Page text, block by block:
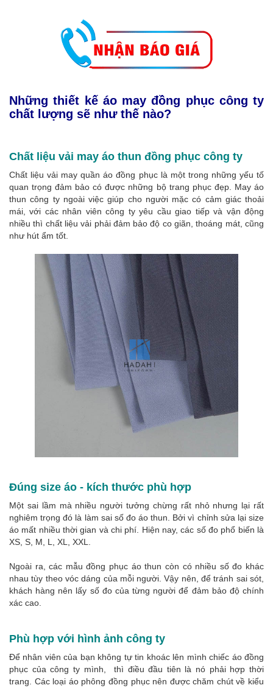
Những thiết kế áo may đồng phục công ty
chất lượng sẽ như thế nào?
Chất liệu vải may áo thun đồng phục công ty
Chất liệu vải may quần áo đồng phục là một trong những yếu tố
quan trọng đảm bảo có được những bộ trang phục đẹp. May áo
thun công ty ngoài việc giúp cho người mặc có cảm giác thoải
mái, với các nhân viên công ty yêu cầu giao tiếp và vận động
nhiều thì chất liệu vải phải đảm bảo độ co giãn, thoáng mát, cũng
như hút ẩm tốt.
Đúng size áo - kích thước phù hợp
Một sai lầm mà nhiều người tưởng chừng rất nhỏ nhưng lại rất
nghiêm trọng đó là làm sai số đo áo thun. Bởi vì chỉnh sửa lại size
áo mất nhiều thời gian và chi phí. Hiện nay, các số đo phổ biến là
XS, S, M, L, XL, XXL.
Ngoài ra, các mẫu đồng phục áo thun còn có nhiều số đo khác
nhau tùy theo vóc dáng của mỗi người. Vậy nên, để tránh sai sót,
khách hàng nên lấy số đo của từng người để đảm bảo độ chính
xác cao.
Phù hợp với hình ảnh công ty
Để nhân viên của bạn không tự tin khoác lên mình chiếc áo đồng
phục của công ty mình, thì điều đầu tiên là nó phải hợp thời
trang. Các loại áo phông đồng phục nên được chăm chút về kiểu